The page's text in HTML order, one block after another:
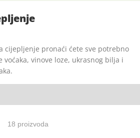
cijepljenje pronaći ćete sve potrebno
vinove loze, ukrasnog bilja i
18 proizvoda